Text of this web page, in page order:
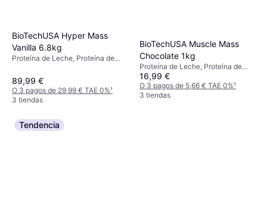
BioTechUSA Hyper Mass
Vanilla 6.8kg
Proteína de Leche, Proteína de
energía, Mejora la función
muscular, Edulcorante, Sin gluten,
Sin azúcar
89,99 €
O 3 pagos de 29,99 € TAE 0%¹
3 tiendas
BioTechUSA Muscle Mass
Chocolate 1kg
Proteína de Leche, Proteína de
Suero de Leche, Proteína de Soja,
Edulcorante, Mejora del
rendimiento, Mejora la función
16,99 €
O 3 pagos de 5,66 € TAE 0%¹
3 tiendas
Tendencia